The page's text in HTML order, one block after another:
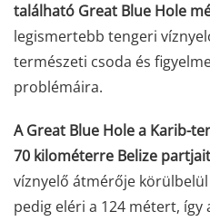
található Great Blue Hole
legismertebb tengeri
természeti csoda és
problémáira.
A Great Blue Hole a Karib-
70 kilométerre Belize
víznyelő átmérője
pedig eléri a 124 métert, így